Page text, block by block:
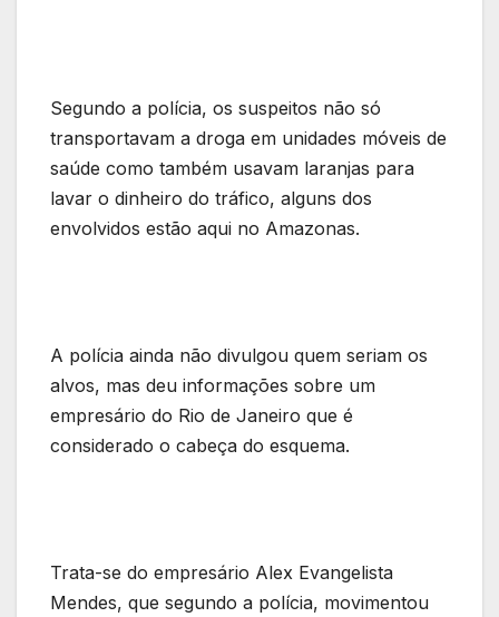
Segundo a polícia, os suspeitos não só
transportavam a droga em unidades móveis de
saúde como também usavam laranjas para
lavar o dinheiro do tráfico, alguns dos
envolvidos estão aqui no Amazonas.
A polícia ainda não divulgou quem seriam os
alvos, mas deu informações sobre um
empresário do Rio de Janeiro que é
considerado o cabeça do esquema.
Trata-se do empresário Alex Evangelista
Mendes, que segundo a polícia, movimentou